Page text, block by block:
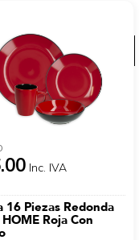
Ver categorías
Inc. IVA
Piezas Redonda
HOME Roja Con